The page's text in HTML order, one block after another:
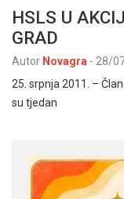
HSLS U
GRAD
Autor Novagra - 28/
25. srpnja 2011. –
su tjedan